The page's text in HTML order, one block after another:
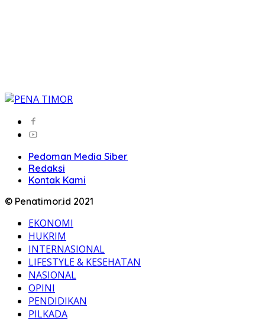
Pedoman Media Siber
Redaksi
Kontak Kami
© Penatimor.id 2021
EKONOMI
HUKRIM
INTERNASIONAL
LIFESTYLE & KESEHATAN
NASIONAL
OPINI
PENDIDIKAN
PILKADA